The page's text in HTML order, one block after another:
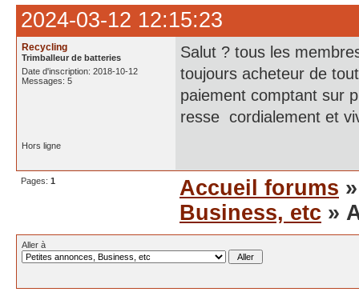
2024-03-12 12:15:23
Recycling
Trimballeur de batteries
Date d'inscription: 2018-10-12
Messages: 5
Salut ? tous les
toujours acheteur de
paiement comptant sur
resse cordialement et
Hors ligne
Pages: 1 Accueil forums
Business, etc »
Aller à